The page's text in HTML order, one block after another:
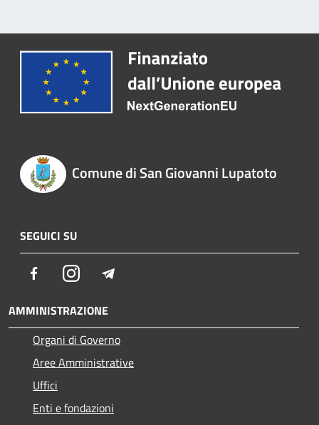
Comune di San Giovanni Lupatoto
SEGUICI SU
FacebookInstagram
AMMINISTRAZIONE
Organi di Governo
Aree Amministrative
Uffici
Enti e fondazioni